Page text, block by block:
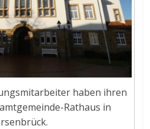
haben ihren
Rathaus in